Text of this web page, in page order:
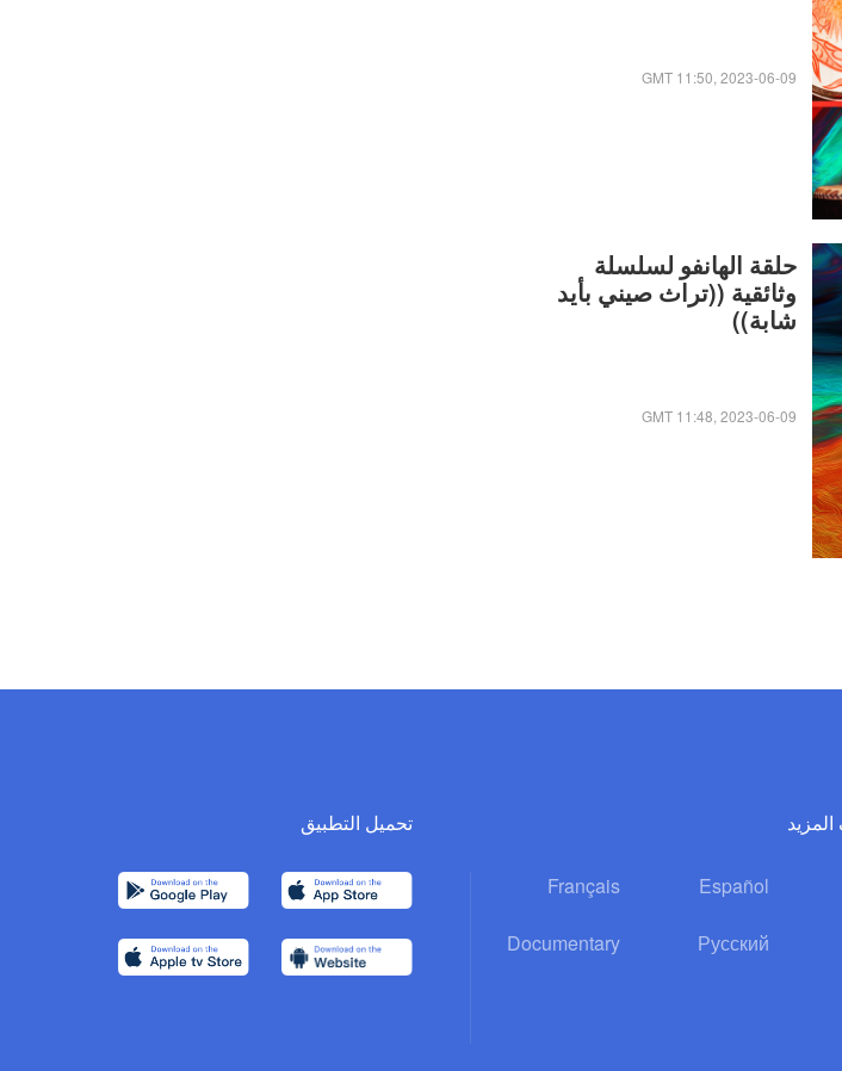
GMT 11:50, 2023-06-09
حلقة الهانفو لسلسلة
وثائقية ((تراث صيني بأيد
شابة))
GMT 11:48, 2023-06-09
Español
Français
Русский
Documentary
تحميل التطبيق